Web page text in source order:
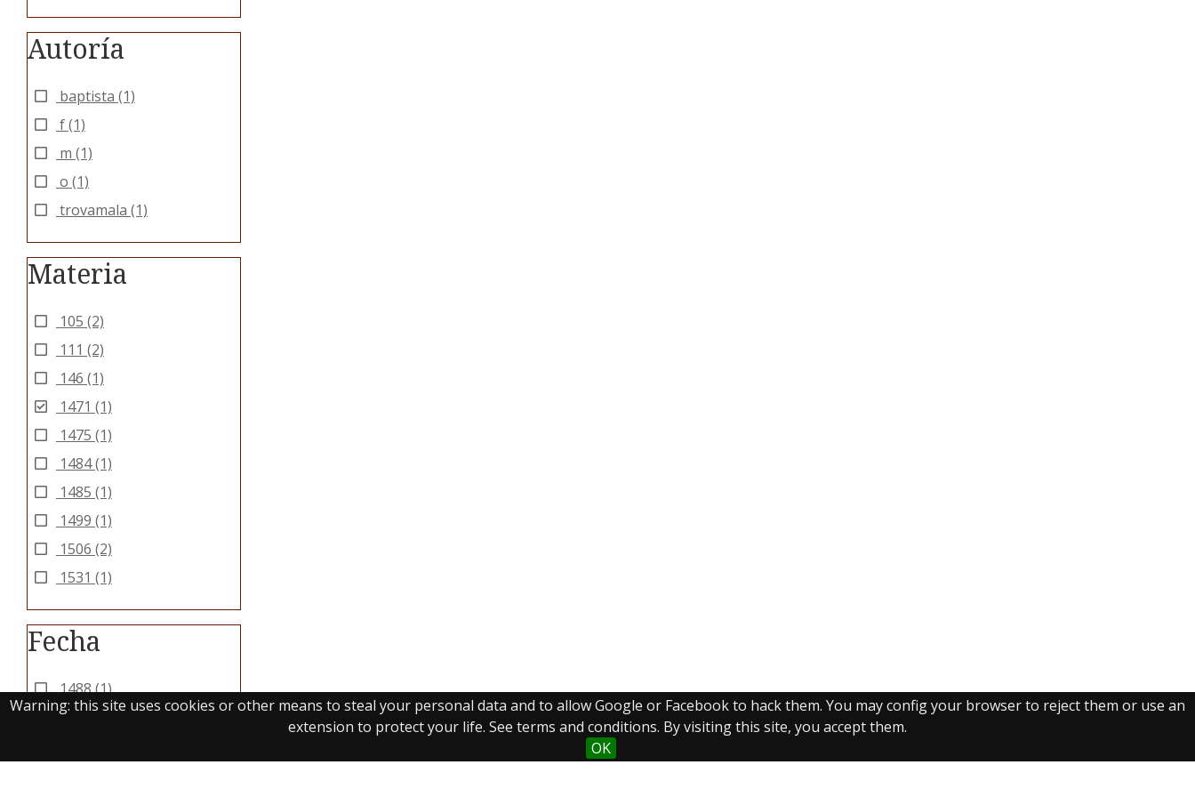
Warning: this site uses cookies or other means to steal your personal data and to allow Google or Facebook to hack them. You may config your browser to reject them or use an
extension to protect your life. See terms and conditions. By visiting this site, you accept them.
OK
Autoría
baptista (1)
f(1)
m (1)
o (1)
trovamala (1)
Materia
105 (2)
111 (2)
146 (1)
1471 (1)
1475 (1)
1484(1)
1485 (1)
1499 (1)
1506 (2)
1531 (1)
Fecha
1488(1)